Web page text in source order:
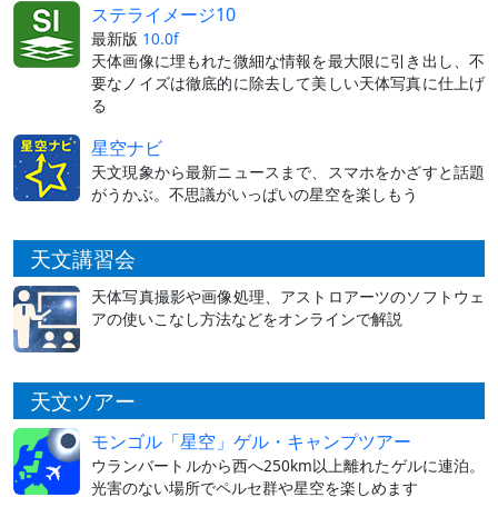
ステライメージ10
最新版 10.0f
天体画像に埋もれた微細な情報を最大限に引き出し、不
要なノイズは徹底的に除去して美しい天体写真に仕上げ
る
星空ナビ
天文現象から最新ニュースまで、スマホをかざすと話題
がうかぶ。不思議がいっぱいの星空を楽しもう
天文講習会
天体写真撮影や画像処理、アストロアーツのソフトウェ
アの使いこなし方法などをオンラインで解説
天文ツアー
モンゴル「星空」ゲル・キャンプツアー
ウランバートルから西へ250km以上離れたゲルに連泊。
光害のない場所でペルセ群や星空を楽しめます